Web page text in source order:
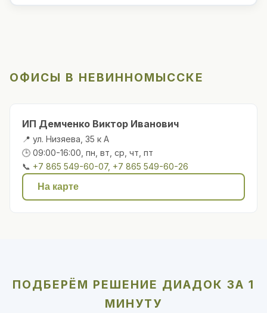
ОФИСЫ В НЕВИННОМЫССКЕ
ИП Демченко Виктор Иванович
📍 ул. Низяева, 35 к А
🕒 09:00-16:00, пн, вт, ср, чт, пт
📞 +7 865 549-60-07, +7 865 549-60-26
На карте
ПОДБЕРЁМ РЕШЕНИЕ ДИАДОК ЗА 1
МИНУТУ